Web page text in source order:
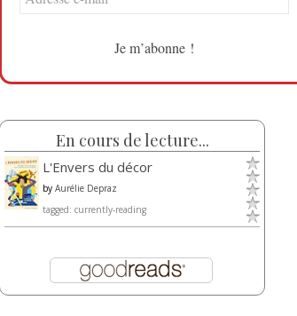
En cours de lecture...
L'Envers du décor
by Aurélie Depraz
tagged: currently-reading